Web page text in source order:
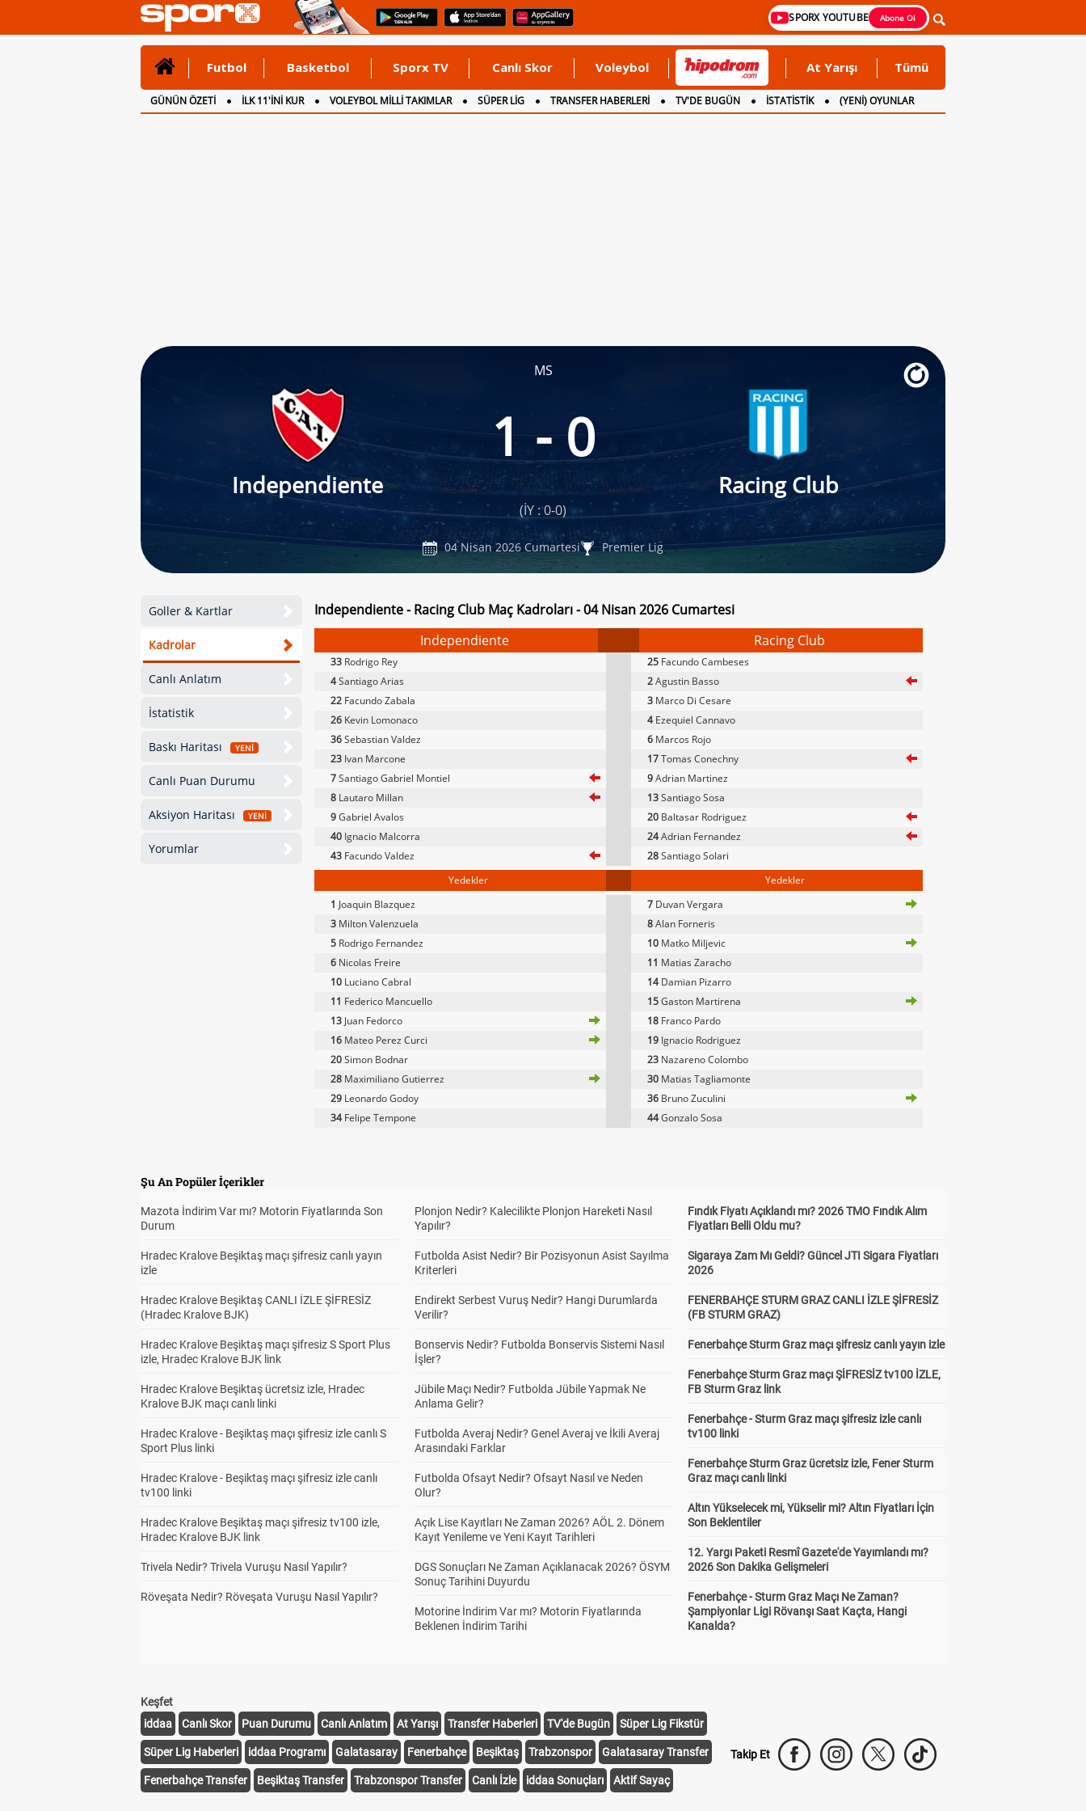
SPORX YOUTUBE Abone Ol
Futbol Basketbol Sporx TV Canlı Skor Voleybol At Yarışı Tümü
GÜNÜN ÖZETİ İLK 11'İNİ KUR VOLEYBOL MİLLİ TAKIMLAR SÜPER LİG TRANSFER HABERLERİ TV'DE BUGÜN İSTATİSTİK
(YENİ) OYUNLAR
CANLI ANLATIM
İNGİLTERE
MS
Independiente
1 - 0
Racing Club
(İY : 0-0)
04 Nisan 2026 Cumartesi Premier Lig
Goller & Kartlar
Kadrolar
Canlı Anlatım
İstatistik
Baskı Haritası YENİ
Canlı Puan Durumu
Aksiyon Haritası YENİ
Yorumlar
Independiente - Racing Club Maç Kadroları - 04 Nisan 2026 Cumartesi
Independiente
Racing Club
33 Rodrigo Rey 25 Facundo Cambeses
4Santiago Arias 2Agustin Basso
22 Facundo Zabala 3 Marco Di Cesare
26 Kevin Lomonaco 4 Ezequiel Cannavo
36Sebastian Valdez 6 Marcos Rojo
23 Ivan Marcone 17Tomas Conechny
7Santiago Gabriel Montiel 9Adrian Martinez
8 Lautaro Millan 13Santiago Sosa
9Gabriel Avalos 20 Baltasar Rodriguez
40 Ignacio Malcorra 24Adrian Fernandez
43 Facundo Valdez 28Santiago Solari
Yedekler
Yedekler
1 Joaquin Blazquez 7 Duvan Vergara
3 Milton Valenzuela 8Alan Forneris
5 Rodrigo Fernandez 10 Matko Miljevic
6 Nicolas Freire 11 Matias Zaracho
10 Luciano Cabral 14 Damian Pizarro
11 Federico Mancuello 15Gaston Martirena
13 Juan Fedorco 18 Franco Pardo
16 Mateo Perez Curci 19 Ignacio Rodriguez
20Simon Bodnar 23 Nazareno Colombo
28 Maximiliano Gutierrez 30 Matias Tagliamonte
29 Leonardo Godoy 36 Bruno Zuculini
34 Felipe Tempone 44Gonzalo Sosa
Şu An Popüler İçerikler
Mazota İndirim Var mı? Motorin Fiyatlarında Son
Durum
Hradec Kralove Beşiktaş maçı şifresiz canlı yayın
izle
Hradec Kralove Beşiktaş CANLI İZLE ŞİFRESİZ
(Hradec Kralove BJK)
Hradec Kralove Beşiktaş maçı şifresiz S Sport Plus
izle, Hradec Kralove BJK link
Hradec Kralove Beşiktaş ücretsiz izle, Hradec
Kralove BJK maçı canlı linki
Hradec Kralove - Beşiktaş maçı şifresiz izle canlı S
Sport Plus linki
Hradec Kralove - Beşiktaş maçı şifresiz izle canlı
tv100 linki
Hradec Kralove Beşiktaş maçı şifresiz tv100 izle,
Hradec Kralove BJK link
Trivela Nedir? Trivela Vuruşu Nasıl Yapılır?
Röveşata Nedir? Röveşata Vuruşu Nasıl Yapılır?
Plonjon Nedir? Kalecilikte Plonjon Hareketi Nasıl
Yapılır?
Futbolda Asist Nedir? Bir Pozisyonun Asist Sayılma
Kriterleri
Endirekt Serbest Vuruş Nedir? Hangi Durumlarda
Verilir?
Bonservis Nedir? Futbolda Bonservis Sistemi Nasıl
İşler?
Jübile Maçı Nedir? Futbolda Jübile Yapmak Ne
Anlama Gelir?
Futbolda Averaj Nedir? Genel Averaj ve İkili Averaj
Arasındaki Farklar
Futbolda Ofsayt Nedir? Ofsayt Nasıl ve Neden
Olur?
Açık Lise Kayıtları Ne Zaman 2026? AÖL 2. Dönem
Kayıt Yenileme ve Yeni Kayıt Tarihleri
DGS Sonuçları Ne Zaman Açıklanacak 2026? ÖSYM
Sonuç Tarihini Duyurdu
Motorine İndirim Var mı? Motorin Fiyatlarında
Beklenen İndirim Tarihi
Fındık Fiyatı Açıklandı mı? 2026 TMO Fındık Alım
Fiyatları Belli Oldu mu?
Sigaraya Zam Mı Geldi? Güncel JTI Sigara Fiyatları
2026
FENERBAHÇE STURM GRAZ CANLI İZLE ŞİFRESİZ
(FB STURM GRAZ)
Fenerbahçe Sturm Graz maçı şifresiz canlı yayın izle
Fenerbahçe Sturm Graz maçı ŞİFRESİZ tv100 İZLE,
FB Sturm Graz link
Fenerbahçe - Sturm Graz maçı şifresiz izle canlı
tv100 linki
Fenerbahçe Sturm Graz ücretsiz izle, Fener Sturm
Graz maçı canlı linki
Altın Yükselecek mi, Yükselir mi? Altın Fiyatları İçin
Son Beklentiler
12. Yargı Paketi Resmî Gazete'de Yayımlandı mı?
2026 Son Dakika Gelişmeleri
Fenerbahçe - Sturm Graz Maçı Ne Zaman?
Şampiyonlar Ligi Rövanşı Saat Kaçta, Hangi
Kanalda?
Keşfet
iddaa
Canlı Skor Puan Durumu Canlı Anlatım At Yarışı Transfer Haberleri TV'de Bugün Süper Lig Fikstür
Süper Lig Haberleri iddaa Programı Galatasaray Fenerbahçe Beşiktaş Trabzonspor Galatasaray Transfer
Fenerbahçe Transfer Beşiktaş Transfer Trabzonspor Transfer Canlı İzle iddaa Sonuçları Aktif Sayaç
Takip Et